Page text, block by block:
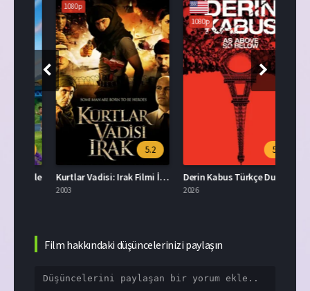
1080p
5.2
Kurtlar Vadisi: Irak Filmi İzle
1080p
Derin Kabus Türkçe Dublaj İzle
Film hakkındaki düşüncelerinizi paylaşın